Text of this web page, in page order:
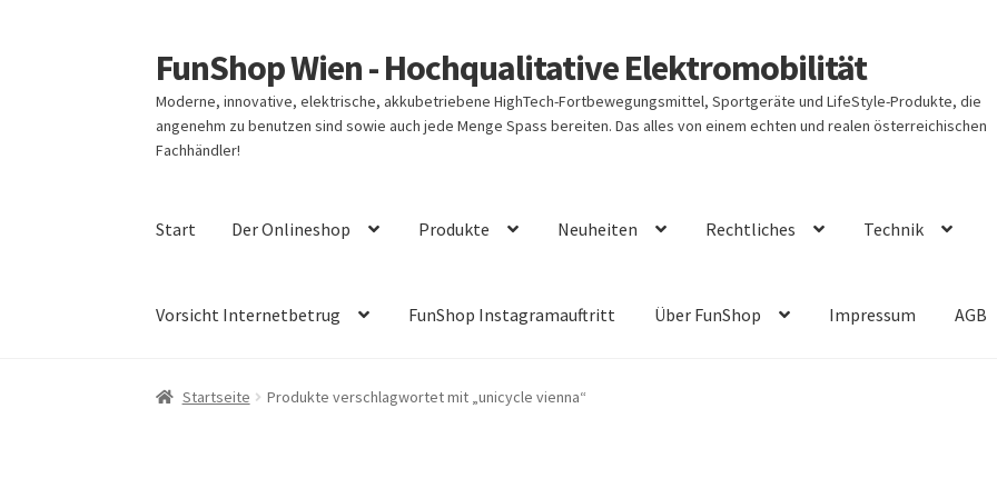
Zur
Navigation
springen
Zum
Inhalt
springen
FunShop Wien - Hochqualitative Elektromobilität
Moderne, innovative, elektrische, akkubetriebene HighTech-Fortbewegungsmittel, Sportgeräte und LifeStyle-Produkte, die
angenehm zu benutzen sind sowie auch jede Menge Spass bereiten. Das alles von einem echten und realen österreichischen
Fachhändler!
Start Der Onlineshop Produkte Neuheiten Rechtliches Technik
Vorsicht Internetbetrug FunShop Instagramauftritt Über FunShop Impressum AGB
Startseite Produkte verschlagwortet mit „unicycle vienna“